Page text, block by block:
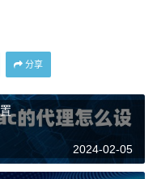
用IP代理池。IP代理池
。下面是一个简单的Pyt
__init__(self): self.pro
分享
2024-02-05